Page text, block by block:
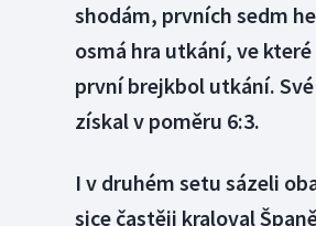
shodám, prvních sedm
osmá hra utkání, ve
první brejkbol utkání.
získal v poměru 6:3.
I v druhém setu sázeli
sice častěji kraloval